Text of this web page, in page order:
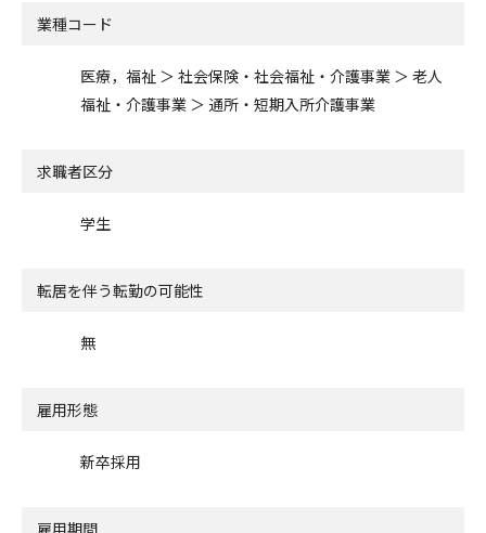
業種コード
医療，福祉 ＞ 社会保険・社会福祉・介護事業 ＞ 老人
福祉・介護事業 ＞ 通所・短期入所介護事業
求職者区分
学生
転居を伴う転勤の可能性
無
雇用形態
新卒採用
雇用期間